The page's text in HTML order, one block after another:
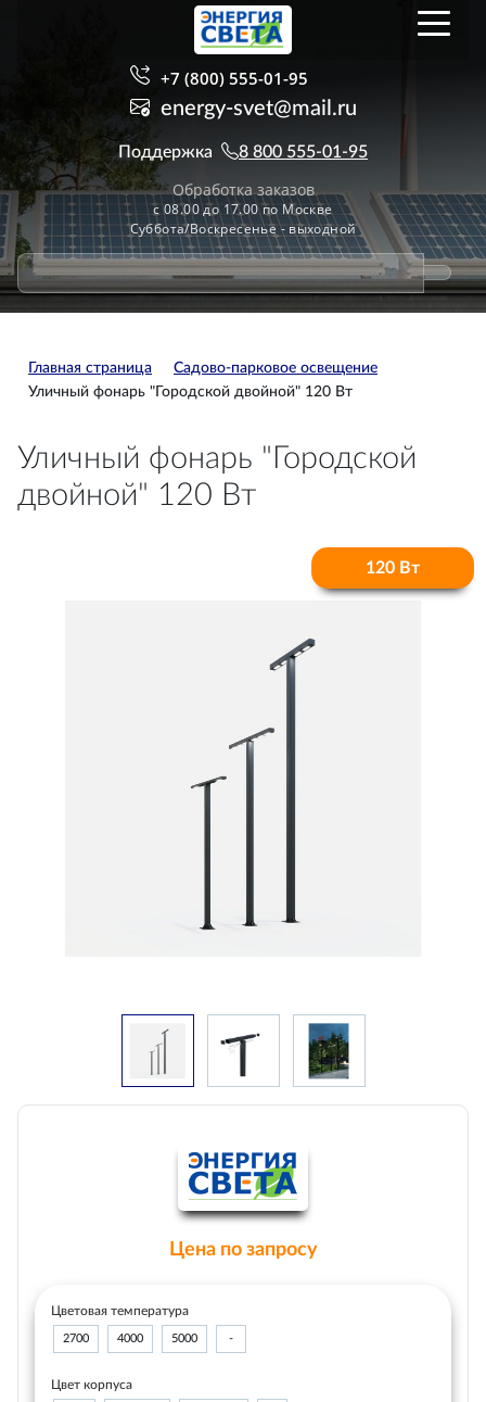
+7 (800) 555-01-95
energy-svet@mail.ru
Поддержка 8 800 555-01-95
Обработка заказов
с 08.00 до 17.00 по Москве
Суббота/Воскресенье - выходной
Главная страница
Садово-парковое освещение
Уличный фонарь "Городской двойной" 120 Вт
Уличный фонарь "Городской
двойной" 120 Вт
120 Вт
Цена по запросу
Цветовая температура
2700 4000 5000 -
Цвет корпуса